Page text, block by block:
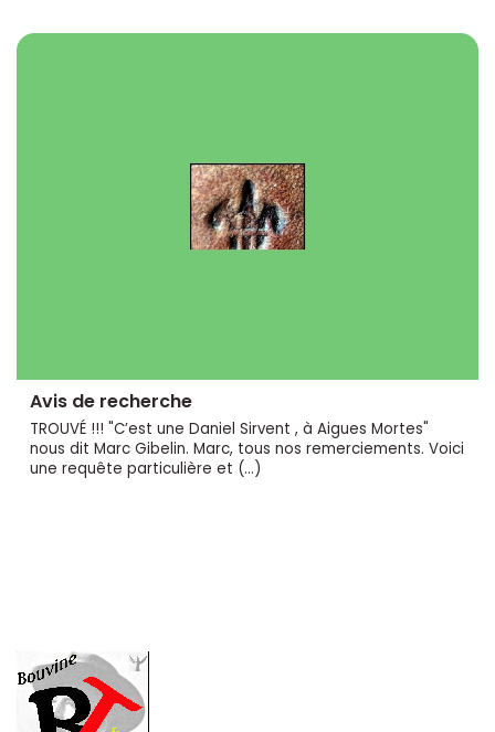
Avis de recherche
TROUVÉ !!! "C’est une Daniel Sirvent , à Aigues Mortes"
nous dit Marc Gibelin. Marc, tous nos remerciements. Voici
une requête particulière et (…)